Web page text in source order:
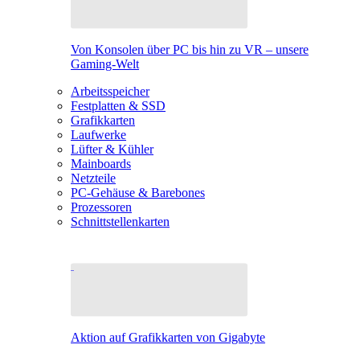
Von Konsolen über PC bis hin zu VR – unsere
Gaming-Welt
Arbeitsspeicher
Festplatten & SSD
Grafikkarten
Laufwerke
Lüfter & Kühler
Mainboards
Netzteile
PC-Gehäuse & Barebones
Prozessoren
Schnittstellenkarten
Aktion auf Grafikkarten von Gigabyte